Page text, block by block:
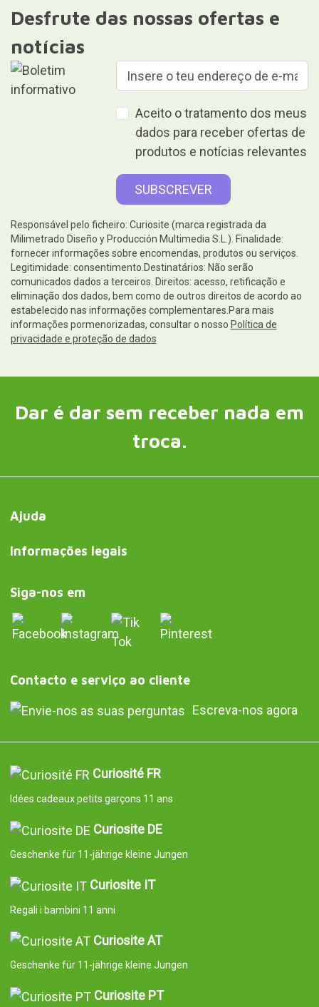
Desfrute das nossas ofertas e
notícias
Aceito o tratamento dos meus
dados para receber ofertas de
produtos e notícias relevantes
Responsável pelo ficheiro: Curiosite (marca registrada da
Milimetrado Diseño y Producción Multimedia S.L.). Finalidade:
fornecer informações sobre encomendas, produtos ou serviços.
Legitimidade: consentimento.Destinatários: Não serão
comunicados dados a terceiros. Direitos: acesso, retificação e
eliminação dos dados, bem como de outros direitos de acordo ao
estabelecido nas informações complementares.Para mais
informações pormenorizadas, consultar o nosso Política de
privacidade e proteção de dados
Dar é dar sem receber nada em
troca.
Ajuda
Informações legais
Siga-nos em
Contacto e serviço ao cliente
Escreva-nos agora
Curiosité FR
Idées cadeaux petits garçons 11 ans
Curiosite DE
Geschenke für 11-jährige kleine Jungen
Curiosite IT
Regali i bambini 11 anni
Curiosite AT
Geschenke für 11-jährige kleine Jungen
Curiosite PT